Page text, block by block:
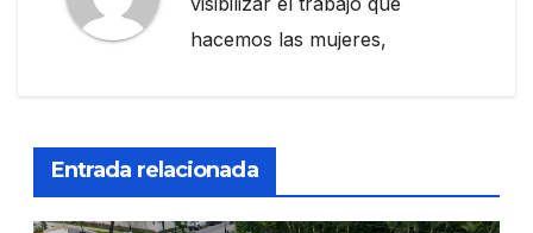
hacemos las mujeres,
Entrada relacionada